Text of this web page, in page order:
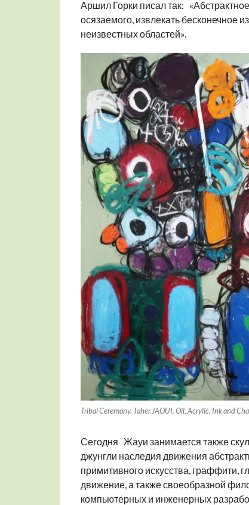
Аршил Горки писал так:
осязаемого, извлекать бесконечное
неизвестных областей».
Tribal Ceremony. Taher JAOUI. Oil, Acrylic, Ink and
Сегодня Жауи занимается также
джунгли наследия движения
примитивного искусства, граффити,
движение, а также своеобразной
компьютерных и инженерных